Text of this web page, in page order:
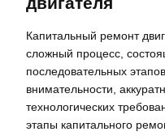
Капитальный ремонт
сложный процесс,
последовательных
внимательности,
технологических
этапы капитального